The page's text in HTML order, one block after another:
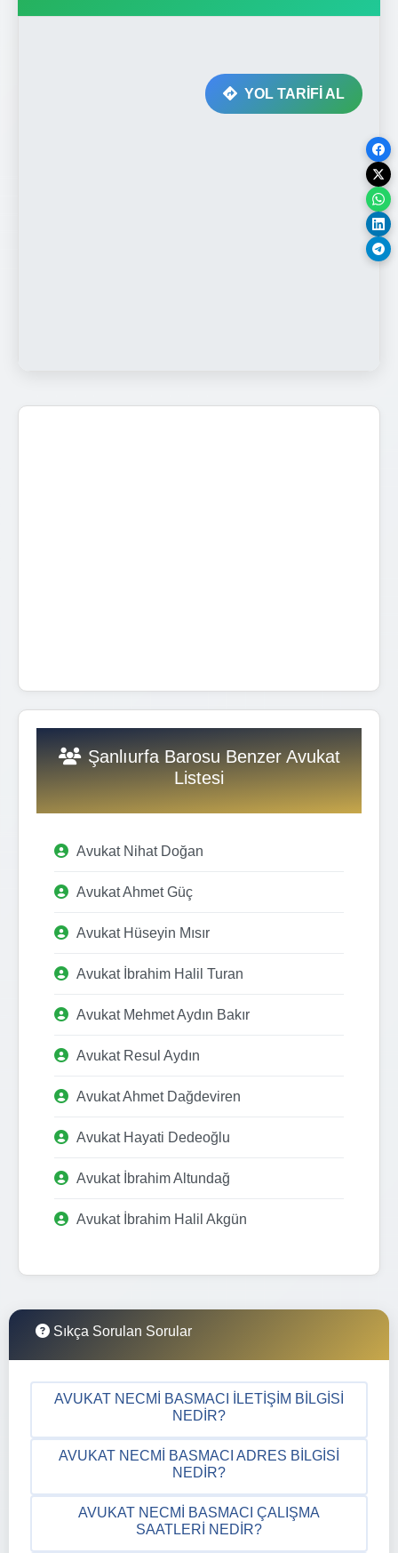
YOL TARİFİ AL
Şanlıurfa Barosu Benzer Avukat
Listesi
Avukat Nihat Doğan
Avukat Ahmet Güç
Avukat Hüseyin Mısır
Avukat İbrahim Halil Turan
Avukat Mehmet Aydın Bakır
Avukat Resul Aydın
Avukat Ahmet Dağdeviren
Avukat Hayati Dedeoğlu
Avukat İbrahim Altundağ
Avukat İbrahim Halil Akgün
Sıkça Sorulan Sorular
AVUKAT NECMI BASMACI İLETIŞIM BILGISI
NEDIR?
AVUKAT NECMI BASMACI ADRES BILGISI
NEDIR?
AVUKAT NECMI BASMACI ÇALIŞMA
SAATLERI NEDIR?